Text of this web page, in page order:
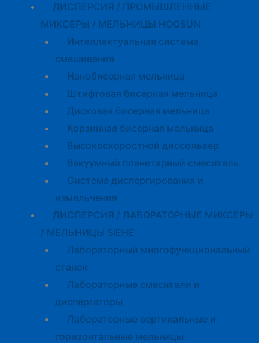
ДИСПЕРСИЯ / ПРОМЫШЛЕННЫЕ
МИКСЕРЫ / МЕЛЬНИЦЫ HOOSUN
Интеллектуальная система
смешивания
Нанобисерная мельница
Штифтовая бисерная мельница
Дисковая бисерная мельница
Корзинная бисерная мельница
Высокоскоростной диссольвер
Вакуумный планетарный смеситель
Система диспергирования и
измельчения
ДИСПЕРСИЯ / ЛАБОРАТОРНЫЕ МИКСЕРЫ
/ МЕЛЬНИЦЫ SIEHE
Лабораторный многофункциональный
станок
Лабораторные смесители и
диспергаторы
Лабораторные вертикальные и
горизонтальные мельницы